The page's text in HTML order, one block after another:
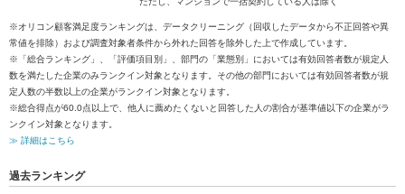
※オリコン顧客満足度ランキングは、データクリーニング（回収したデータから不正回答や異
常値を排除）および調査対象者条件から外れた回答を除外した上で作成しています。
※「総合ランキング」、「評価項目別」、部門の「業態別」においては有効回答者数が規定人
数を満たした企業のみランクイン対象となります。その他の部門においては有効回答者数が規
定人数の半数以上の企業がランクイン対象となります。
※総合得点が60.0点以上で、他人に薦めたくないと回答した人の割合が基準値以下の企業がラ
ンクイン対象となります。
≫ 詳細はこちら
過去ランキング